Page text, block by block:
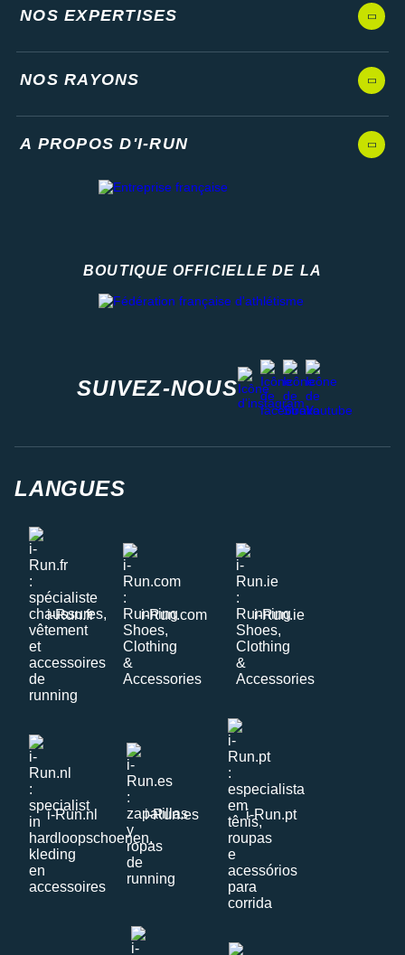
NOS EXPERTISES
NOS RAYONS
A PROPOS D'I-RUN
BOUTIQUE OFFICIELLE DE LA
SUIVEZ-NOUS
instagram
facebook
stravayoutube
LANGUES
i-Run.fr i-Run.com i-Run.ie
i-Run.nl i-Run.es i-Run.pt